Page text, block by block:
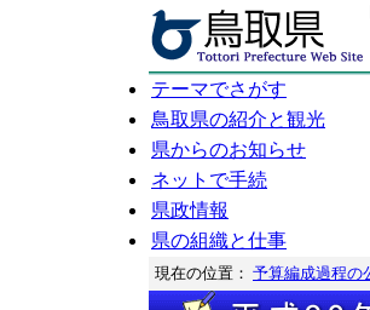
テーマでさがす
鳥取県の紹介と観光
県からのお知らせ
ネットで手続
県政情報
県の組織と仕事
現在の位置： 予算編成過程の